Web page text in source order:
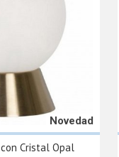
Novedad
Cristal Opal